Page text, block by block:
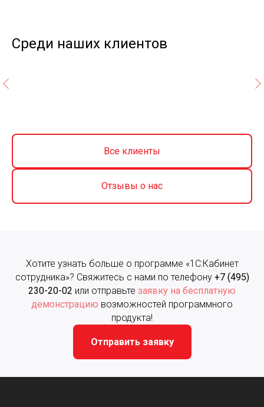
Среди наших клиентов
Все клиенты
Отзывы о нас
Хотите узнать больше о программе «1С:Кабинет
сотрудника»? Свяжитесь с нами по телефону +7 (495)
230-20-02 или отправьте заявку на бесплатную
демонстрацию возможностей программного
продукта!
Отправить заявку